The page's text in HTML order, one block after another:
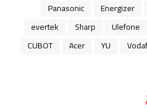
Energizer
Panasonic
Ulefone
Sharp
evertek
YU
Acer
CUBOT